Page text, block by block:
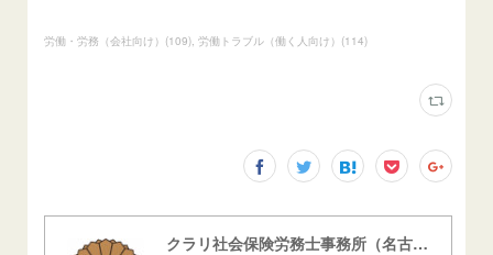
労働・労務（会社向け） (109) 労働トラブル（働く人向け） (114)
クラリ社会保険労務士事務所（名古屋西障害年金センター）